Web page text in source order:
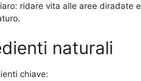
ridare vita alle aree diradate e
naturali
chiave: